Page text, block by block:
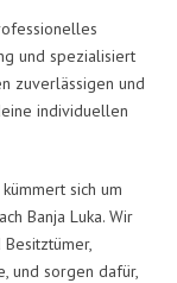
und spezialisiert
zuverlässigen und
individuellen
sich um
Banja Luka. Wir
und sorgen dafür,